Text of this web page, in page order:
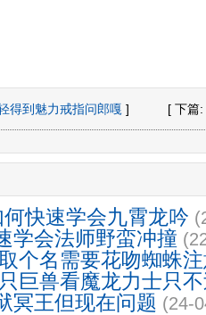
得到魅力戒指问郎嘎 ] [ 下篇:
快速学会九霄龙吟
学会法师野蛮冲撞
个名需要花吻蜘蛛
巨兽看魔龙力士只
冥王但现在问题 (24-